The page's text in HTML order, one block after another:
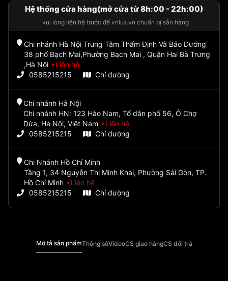
Hệ thống cửa hàng(mở cửa từ 8h:00 - 22h:00)
vui lòng liên hệ trước để vnlux.vn chuẩn bị sẵn hàng
Chi nhánh Hà Nội Trung Tâm Thẩm Định Và Bảo Dưỡng
38 phố Bạch Mai,Phường Bạch Mai , Quận Hai Bà Trưng
,Hà Nội
Liên hệ
0585215215
Chỉ đường
Chi nhánh Hà Nội
Chi nhánh HN: 123 Hào Nam, Tổ dân phố 56, Ô Chợ
Dừa, Hà Nội, Việt Nam
Liên hệ
0585215215
Chỉ đường
Chi Nhánh Hồ Chí Minh
Tầng 1, 34 Nguyễn Thị Minh Khai, Phường Sài Gòn, TP.
Hồ Chí Minh
Liên hệ
0585215215
Chỉ đường
Mô tả sản phẩmThông sốVideoCS giao hàngCS đổi trả